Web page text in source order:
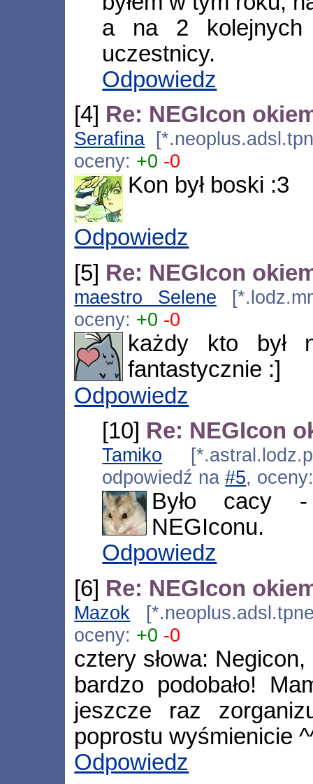
a na 2 kolejnych
uczestnicy.
Odpowiedz
[4] Re: NEGIcon
Serafina
oceny: +0 -0
Kon był boski :3
Odpowiedz
[5] Re: NEGIcon
maestro Selene
oceny: +0 -0
każdy kto był
fantastycznie :]
Odpowiedz
[10] Re: NEGIcon
Tamiko
odpowiedź na#5,
Było cacy
NEGIconu.
Odpowiedz
[6] Re: NEGIcon
Mazok
oceny: +0 -0
cztery słowa:
bardzo podobało!
jeszcze raz
poprostu wyśmienicie
Odpowiedz